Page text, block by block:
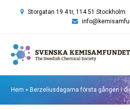
Storgatan 19 4 tr, 114 51 Stockholm
Hem » Berzeliusdagarna första gången i